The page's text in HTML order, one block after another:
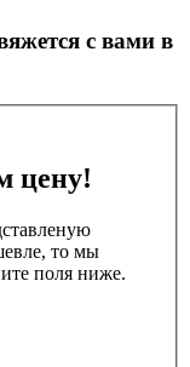
с вами в
цену!
то мы
поля ниже.